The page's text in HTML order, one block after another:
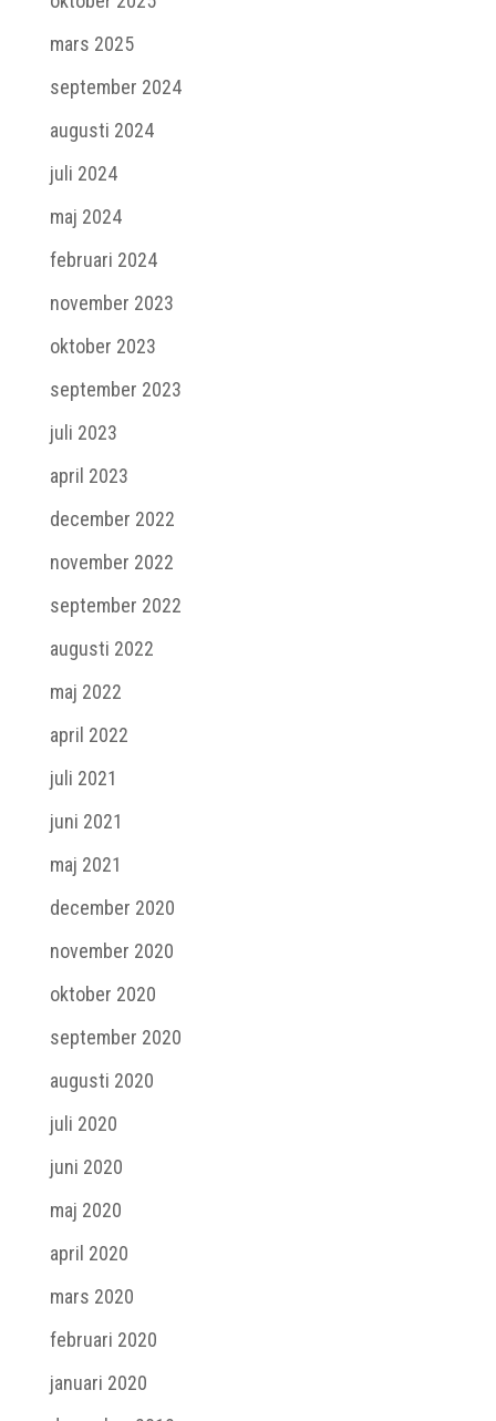
mars 2025
september 2024
augusti 2024
juli 2024
maj 2024
februari 2024
november 2023
oktober 2023
september 2023
juli 2023
april 2023
december 2022
november 2022
september 2022
augusti 2022
maj 2022
april 2022
juli 2021
juni 2021
maj 2021
december 2020
november 2020
oktober 2020
september 2020
augusti 2020
juli 2020
juni 2020
maj 2020
april 2020
mars 2020
februari 2020
januari 2020